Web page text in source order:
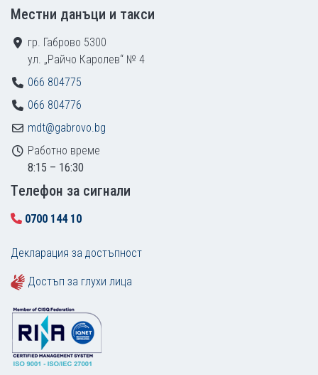
Местни данъци и такси
гр. Габрово 5300
ул. „Райчо Каролев“ № 4
066 804775
066 804776
mdt@gabrovo.bg
Работно време
8:15 – 16:30
Tелефон за сигнали
0700 144 10
Декларация за достъпност
Достъп за глухи лица